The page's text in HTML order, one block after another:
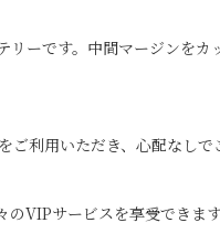
ーです。中間マージンを
利用いただき、心配なしで
VIPサービスを享受できま